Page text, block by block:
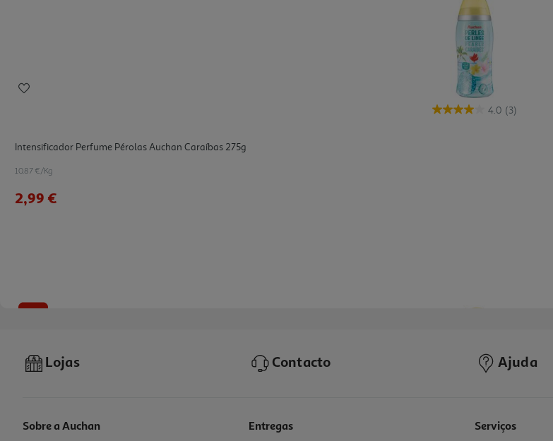
4.0 (3)
Intensificador Perfume Pérolas Auchan Caraíbas 275g
10.87 €/Kg
2,99 €
Lojas Contacto Ajuda
Sobre a Auchan Entregas Serviços